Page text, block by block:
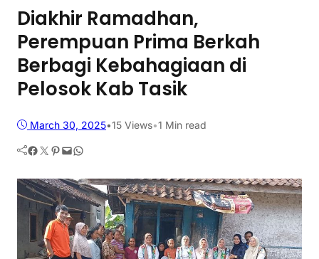
Diakhir Ramadhan,
Perempuan Prima Berkah
Berbagi Kebahagiaan di
Pelosok Kab Tasik
March 30, 2025•15 Views•1 Min read
Facebook Twitter Pinterest Mail WhatsApp